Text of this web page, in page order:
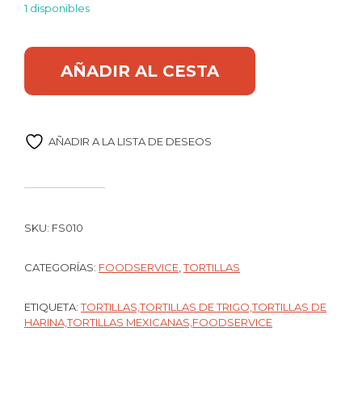
1 disponibles
AÑADIR AL CESTA
AÑADIR A LA LISTA DE DESEOS
SKU: FS010
CATEGORÍAS: FOODSERVICE,TORTILLAS
ETIQUETA:TORTILLAS,TORTILLAS DE TRIGO,TORTILLAS DE
HARINA,TORTILLAS MEXICANAS,FOODSERVICE